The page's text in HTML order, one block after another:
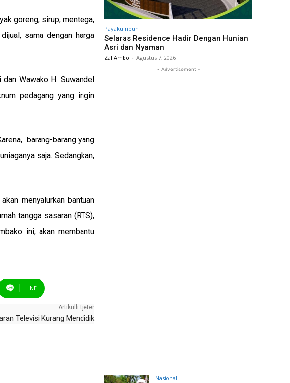
goreng, sirup, mentega,
sama dengan harga
Wawako H. Suwandel
pedagang yang ingin
barang-barang yang
saja. Sedangkan,
menyalurkan bantuan
tangga sasaran (RTS),
ini, akan membantu
LINE
Artikulli tjetër
Televisi Kurang Mendidik
Payakumbuh
Selaras Residence Hadir Dengan Hunian
Asri dan Nyaman
Zal Ambo - Agustus 7, 2026
- Advertisement -
Nasional